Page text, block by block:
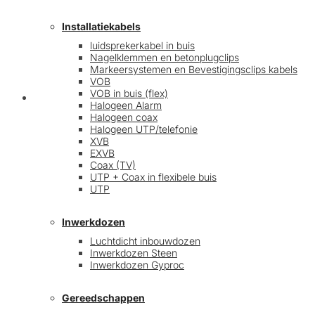
Mijn account
Installatiekabels
luidsprekerkabel in buis
Nagelklemmen en betonplugclips
Markeersystemen en Bevestigingsclips kabels
VOB
VOB in buis (flex)
Halogeen Alarm
Halogeen coax
Halogeen UTP/telefonie
XVB
EXVB
Coax (TV)
UTP + Coax in flexibele buis
UTP
Inwerkdozen
Luchtdicht inbouwdozen
Inwerkdozen Steen
Inwerkdozen Gyproc
Gereedschappen